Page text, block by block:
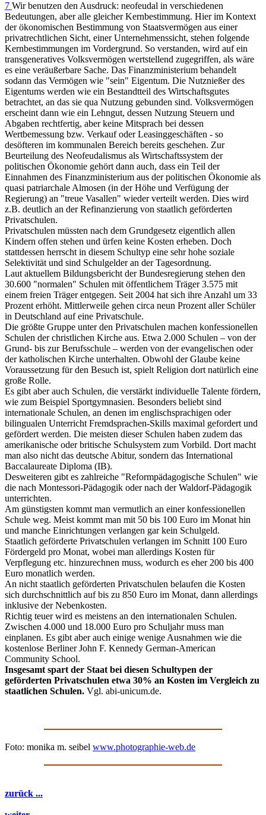
7 Wir benutzen den Ausdruck: neofeudal in verschiedenen
Bedeutungen, aber alle gleicher Kernbestimmung. Hier im Kontext
der ökonomischen Bestimmung von Staatsvermögen aus einer
privatrechtlichen Sicht, einer Unternehmenssicht, stehen folgende
Kernbestimmungen im Vordergrund. So verstanden, wird auf ein
transgeneratives Volksvermögen wertstellend zugegriffen, als wäre
es eine veräußerbare Sache. Das Finanzministerium behandelt
sodann das Vermögen wie "sein" Eigentum. Die Nutznießer des
Eigentums werden wie ein Bestandtteil des Wirtschaftsgutes
betrachtet, an das sie qua Nutzung gebunden sind. Volksvermögen
erscheint dann wie ein Lehngut, dessen Nutzung Steuern und
Abgaben rechtfertig, aber keine Mitsprach bei dessen
Wertbemessung bzw. Verkauf oder Leasinggeschäften - so
desöfteren im kommunalen Bereich bereits geschehen. Zur
Beurteilung des Neofeudalismus als Wirtschaftssystem der
politischen Ökonomie gehört dann auch, dass ein Teil der
Einnahmen des Finanzministerium aus der politischen Ökonomie als
quasi patriarchale Almosen (in der Höhe und Verfügung der
Regierung) an "treue Vasallen" wieder verteilt werden. Dies wird
z.B. deutlich an der Refinanzierung von staatlich geförderten
Privatschulen.
Privatschulen müssten nach dem Grundgesetz eigentlich allen
Kindern offen stehen und ürfen keine Kosten erheben. Doch
stattdessen herrscht in diesem Schultyp eine sehr hohe soziale
Selektivität und sind Schulgelder an der Tagesordnung.
Laut aktuellem Bildungsbericht der Bundesregierung stehen den
30.600 "normalen" Schulen mit öffentlichem Träger 3.575 mit
einem freien Träger entgegen. Seit 2004 hat sich ihre Anzahl um 33
Prozent erhöht. Mittlerweile gehen circa neun Prozent aller Schüler
in Deutschland auf eine Privatschule.
Die größte Gruppe unter den Privatschulen machen konfessionellen
Schulen der christlichen Kirche aus. Etwa 2.000 Schulen – von der
Grund- bis zur Berufsschule – werden von der evangelischen oder
der katholischen Kirche unterhalten. Obwohl der Glaube keine
Voraussetzung für den Besuch ist, spielt Religion dort natürlich eine
große Rolle.
Es gibt aber auch Schulen, die verstärkt individuelle Talente fördern,
wie zum Beispiel Sportgymnasien. Besonders beliebt sind
internationale Schulen, an denen im englischsprachigen oder
bilingualen Unterricht Fremdsprachen-Skills maximal gefordert und
gefördert werden. Die meisten dieser Schulen haben zudem das
amerikanische oder britische Schulsystem zum Vorbild. Dort macht
man also nicht das deutsche Abitur, sondern das International
Baccalaureate Diploma (IB).
Desweiteren gibt es zahlreiche "Reformpädagogische Schulen" wie
die nach Montessori-Pädagogik oder nach der Waldorf-Pädagogik
unterrichten.
Am günstigsten kommt man vermutlich an einer konfessionellen
Schule weg. Meist kommt man mit 50 bis 100 Euro im Monat hin
und manche Einrichtungen verlangen gar kein Schulgeld.
Staatlich geförderte Privatschulen verlangen im Schnitt 100 Euro
Fördergeld pro Monat, wobei man allerdings Kosten für
Verpflegung etc. hinzurechnen muss, wodurch es eher 200 bis 400
Euro monatlich werden.
An nicht staatlich geförderten Privatschulen belaufen die Kosten
sich durchschnittlich auf bis zu 850 Euro im Monat, dann allerdings
inklusive der Nebenkosten.
Richtig teuer wird es meistens an den internationalen Schulen.
Zwischen 4.000 und 18.000 Euro pro Schuljahr muss man
einplanen. Es gibt aber auch einige wenige Ausnahmen wie die
kostenlose Berliner John F. Kennedy German-American
Community School.
Insgesamt spart der Staat bei diesen Schultypen der
geförderten Privatschulen etwa 30% an Kosten im Vergleich zu
staatlichen Schulen. Vgl. abi-unicum.de.
Foto: monika m. seibel www.photographie-web.de
zurück ...